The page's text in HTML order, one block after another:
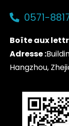
0571-
Boîte aux
Adresse :
Hangzhou,